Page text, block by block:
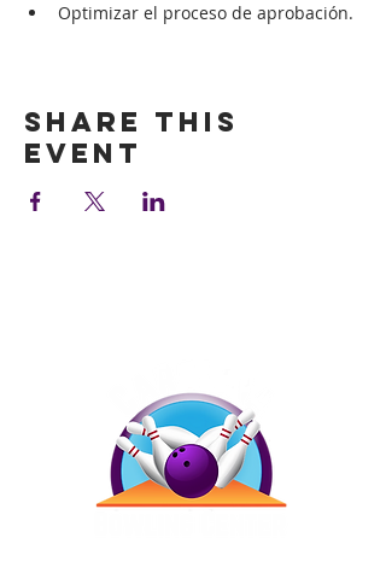
Optimizar el proceso de aprobación.
Share this
event